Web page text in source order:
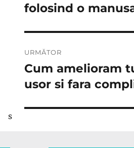
articole
anterior:
folosind o
URMĂTOR
Articolul
următor:
Cum amelioram
usor si fara
s